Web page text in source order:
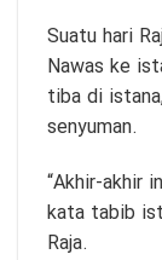
Suatu hari
Nawas ke
tiba di
senyuman.
“Akhir-akhir
kata tabib
Raja.